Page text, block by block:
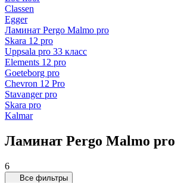
Classen
Egger
Ламинат Pergo Malmo pro
Skara 12 pro
Uppsala pro 33 класс
Elements 12 pro
Goeteborg pro
Chevron 12 Pro
Stavanger pro
Skara pro
Kalmar
Ламинат Pergo Malmo pro
6
Все фильтры